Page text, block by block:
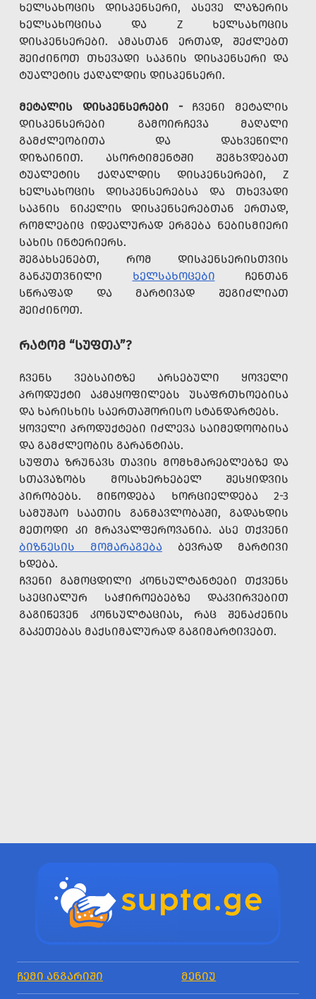
ᲮᲔᲚᲡᲐᲮᲝᲪᲘᲡ ᲓᲘᲡᲞᲔᲜᲡᲔᲠᲘ, ᲐᲡᲔᲕᲔ ᲚᲐᲖᲔᲠᲘᲡ
ᲮᲔᲚᲡᲐᲮᲝᲪᲘᲡᲐ ᲓᲐ Z ᲮᲔᲚᲡᲐᲮᲝᲪᲘᲡ
ᲓᲘᲡᲞᲔᲜᲡᲔᲠᲔᲑᲘ. ᲐᲛᲐᲡᲗᲐᲜ ᲔᲠᲗᲐᲓ, ᲨᲔᲫᲚᲔᲑᲗ
ᲨᲔᲘᲫᲘᲜᲝᲗ ᲗᲮᲔᲕᲐᲓᲘ ᲡᲐᲞᲜᲘᲡ ᲓᲘᲡᲞᲔᲜᲡᲔᲠᲘ ᲓᲐ
ᲢᲣᲐᲚᲔᲢᲘᲡ ᲥᲐᲦᲐᲚᲓᲘᲡ ᲓᲘᲡᲞᲔᲜᲡᲔᲠᲘ.
ᲛᲔᲢᲐᲚᲘᲡ ᲓᲘᲡᲞᲔᲜᲡᲔᲠᲔᲑᲘ -ᲩᲕᲔᲜᲘ ᲛᲔᲢᲐᲚᲘᲡ
ᲓᲘᲡᲞᲔᲜᲡᲔᲠᲔᲑᲘ ᲒᲐᲛᲝᲘᲠᲩᲔᲕᲐ ᲛᲐᲦᲐᲚᲘ
ᲒᲐᲛᲫᲚᲔᲝᲑᲘᲗᲐ ᲓᲐ ᲓᲐᲮᲕᲔᲬᲘᲚᲘ
ᲓᲘᲖᲐᲘᲜᲘᲗ. ᲐᲡᲝᲠᲢᲘᲛᲔᲜᲢᲨᲘ ᲨᲔᲒᲮᲕᲓᲔᲑᲐᲗ
ᲢᲣᲐᲚᲔᲢᲘᲡ ᲥᲐᲦᲐᲚᲓᲘᲡ ᲓᲘᲡᲞᲔᲜᲡᲔᲠᲔᲑᲘ, Z
ᲮᲔᲚᲡᲐᲮᲝᲪᲘᲡ ᲓᲘᲡᲞᲔᲜᲡᲔᲠᲔᲑᲡᲐ ᲓᲐ ᲗᲮᲔᲕᲐᲓᲘ
ᲡᲐᲞᲜᲘᲡ ᲜᲘᲙᲔᲚᲘᲡ ᲓᲘᲡᲞᲔᲜᲡᲔᲠᲔᲑᲗᲐᲜ ᲔᲠᲗᲐᲓ,
ᲠᲝᲛᲚᲔᲑᲘᲪ ᲘᲓᲔᲐᲚᲣᲠᲐᲓ ᲔᲠᲒᲔᲑᲐ ᲜᲔᲑᲘᲡᲛᲘᲔᲠᲘ
ᲡᲐᲮᲘᲡ ᲘᲜᲢᲔᲠᲘᲔᲠᲡ.
ᲨᲔᲒᲐᲮᲡᲔᲜᲔᲑᲗ, ᲠᲝᲛ ᲓᲘᲡᲞᲔᲜᲡᲔᲠᲘᲡᲗᲕᲘᲡ
ᲒᲐᲜᲙᲣᲗᲕᲜᲘᲚᲘ ᲮᲔᲚᲡᲐᲮᲝᲪᲔᲑᲘ ᲩᲔᲜᲗᲐᲜ
ᲡᲬᲠᲐᲤᲐᲓ ᲓᲐ ᲛᲐᲠᲢᲘᲕᲐᲓ ᲨᲔᲒᲘᲫᲚᲘᲐᲗ
ᲨᲔᲘᲫᲘᲜᲝᲗ.
ᲠᲐᲢᲝᲛ “ᲡᲣᲤᲗᲐ”?
ᲩᲕᲔᲜᲡ ᲕᲔᲑᲡᲐᲘᲢᲖᲔ ᲐᲠᲡᲔᲑᲣᲚᲘ ᲧᲝᲕᲔᲚᲘ
ᲞᲠᲝᲓᲣᲥᲢᲘ ᲐᲙᲛᲐᲧᲝᲤᲘᲚᲔᲑᲡ ᲣᲡᲐᲤᲠᲗᲮᲝᲔᲑᲘᲡᲐ
ᲓᲐ ᲮᲐᲠᲘᲡᲮᲘᲡ ᲡᲐᲔᲠᲗᲐᲨᲝᲠᲘᲡᲝ ᲡᲢᲐᲜᲓᲐᲠᲢᲔᲑᲡ.
ᲧᲝᲕᲔᲚᲘ ᲞᲠᲝᲓᲣᲥᲢᲔᲑᲘ ᲘᲫᲚᲔᲕᲐ ᲡᲐᲘᲛᲔᲓᲝᲝᲑᲘᲡᲐ
ᲓᲐ ᲒᲐᲛᲫᲚᲔᲝᲑᲘᲡ ᲒᲐᲠᲐᲜᲢᲘᲐᲡ.
ᲡᲣᲤᲗᲐ ᲖᲠᲣᲜᲐᲕᲡ ᲗᲐᲕᲘᲡ ᲛᲝᲛᲮᲛᲐᲠᲔᲑᲚᲔᲑᲖᲔ ᲓᲐ
ᲡᲗᲐᲕᲐᲖᲝᲑᲡ ᲛᲝᲡᲐᲮᲔᲠᲮᲔᲑᲔᲚ ᲨᲔᲡᲧᲘᲓᲕᲘᲡ
ᲞᲘᲠᲝᲑᲔᲑᲡ. ᲛᲘᲬᲝᲓᲔᲑᲐ ᲮᲝᲠᲪᲘᲔᲚᲓᲔᲑᲐ 2-3
ᲡᲐᲛᲣᲨᲐᲝ ᲡᲐᲐᲗᲘᲡ ᲒᲐᲜᲛᲐᲕᲚᲝᲑᲐᲨᲘ, ᲒᲐᲓᲐᲮᲓᲘᲡ
ᲛᲔᲗᲝᲓᲘ ᲙᲘ ᲛᲠᲐᲕᲐᲚᲤᲔᲠᲝᲕᲐᲜᲘᲐ. ᲐᲡᲔ ᲗᲥᲕᲔᲜᲘ
ᲑᲘᲖᲜᲔᲡᲘᲡ ᲛᲝᲛᲐᲠᲐᲒᲔᲑᲐ ᲑᲔᲕᲠᲐᲓ ᲛᲐᲠᲢᲘᲕᲘ
ᲮᲓᲔᲑᲐ.
ᲩᲕᲔᲜᲘ ᲒᲐᲛᲝᲪᲓᲘᲚᲘ ᲙᲝᲜᲡᲣᲚᲢᲐᲜᲢᲔᲑᲘ ᲗᲥᲕᲔᲜᲡ
ᲡᲞᲔᲪᲘᲐᲚᲣᲠ ᲡᲐᲭᲘᲠᲝᲔᲑᲔᲑᲖᲔ ᲓᲐᲙᲕᲘᲠᲕᲔᲑᲘᲗ
ᲒᲐᲒᲘᲬᲔᲕᲔᲜ ᲙᲝᲜᲡᲣᲚᲢᲐᲪᲘᲐᲡ, ᲠᲐᲪ ᲨᲔᲜᲐᲫᲔᲜᲘᲡ
ᲒᲐᲙᲔᲗᲔᲑᲐᲡ ᲛᲐᲥᲡᲘᲛᲐᲚᲣᲠᲐᲓ ᲒᲐᲒᲘᲛᲐᲠᲢᲘᲕᲔᲑᲗ.
ᲩᲔᲛᲘ ᲐᲜᲒᲐᲠᲘᲨᲘ ᲛᲔᲜᲘᲣ